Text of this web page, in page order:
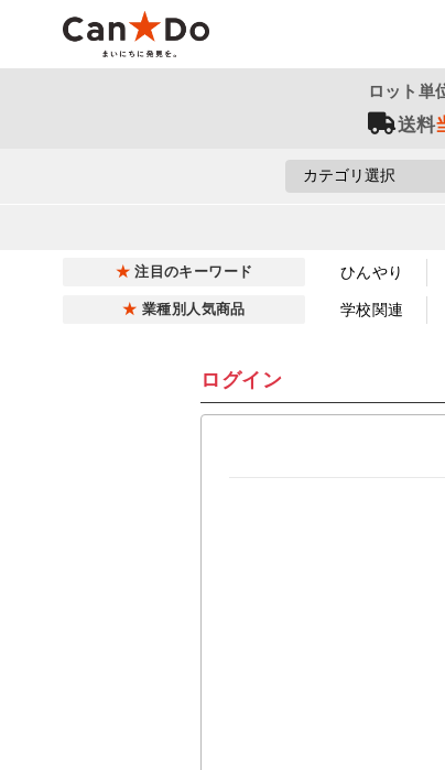
ロット単
送料
注目のキーワード ひんやり
業種別人気商品 学校関連
ログイン